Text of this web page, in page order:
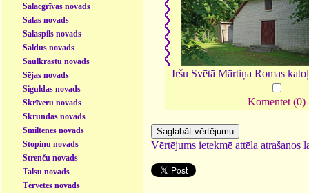
Salacgrīvas novads
Salas novads
Salaspils novads
Saldus novads
Saulkrastu novads
Sējas novads
Siguldas novads
Skrīveru novads
Skrundas novads
Smiltenes novads
Stopiņu novads
Strenču novads
Talsu novads
Tērvetes novads
Iršu Svētā Mārtiņa Romas
Komentēt (0)
Vērtējums ietekmē attēla atrašanos